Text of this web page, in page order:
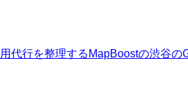
代行を整理する MapBoostの渋谷の